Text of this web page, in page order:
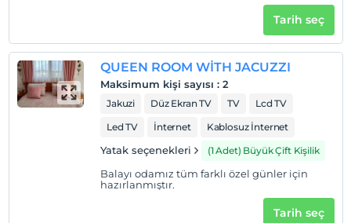
Tarih seç
QUEEN ROOM WİTH JACUZZI
Maksimum kişi sayısı : 2
Jakuzi Düz Ekran TV TV
Lcd TV
Led TV
İnternet Kablosuz İnternet
Yatak seçenekleri (1 Adet) Büyük Çift Kişilik
Balayı odamız tüm farklı özel günler için
hazırlanmıştır.
Tarih seç